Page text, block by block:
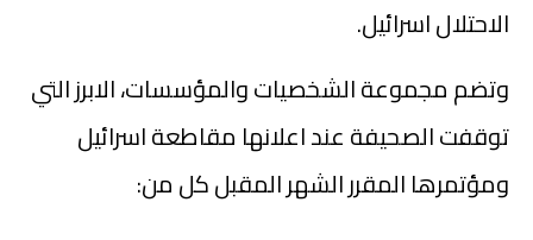
الاحتلال اسرائيل.
وتضم مجموعة الشخصيات والمؤسسات، الابرز التي
توقفت الصحيفة عند اعلانها مقاطعة اسرائيل
ومؤتمرها المقرر الشهر المقبل كل من: